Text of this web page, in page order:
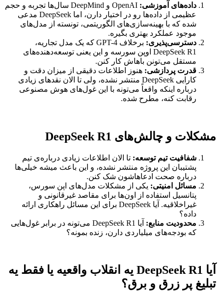
داده‌های آموزشی:
OpenAI و DeepMind سال‌ها تجربه و حجم
عظیمی از داده‌ها رو در اختیار دارن، اما DeepSeek مدعی
شده که با بهینه‌سازی‌های الگوریتمی، تونسته از مدل‌های
موجود عملکرد بهتری بگیره.
دسترسی‌پذیری:
برخلاف GPT-4 که یک مدل تجاریه،
DeepSeek R1 اوپن سورسه و این یعنی توسعه‌دهنده‌های
مستقل می‌تونن باهاش کار کنن.
قدرت پردازشی: هنوز اطلاعات دقیقی از میزان دقت و
کارایی DeepSeek منتشر نشده، ولی تا الان نقدهای زیادی
درباره اینکه واقعاً می‌تونه با این غول‌های هوش مصنوعی
رقابت کنه، مطرح شده.
مشکلات و چالش‌های DeepSeek R1
شفافیت تیم توسعه: تا الان اطلاعات زیادی درباره‌ی تیم
پشتیبان این پروژه منتشر نشده، و این باعث میشه خیلی‌ها
درباره صحت ادعاهاشون شک کنن.
مسائل امنیتی: یکی از مشکلات مدل‌های اپن سورس،
پتانسیل استفاده از اون‌ها برای مقاصد غیرقانونی و
غیراخلاقیه. آیا DeepSeek برای این مسائل راهکاری ارائه
داده؟
محدودیت منابع:
آیا DeepSeek R1 می‌تونه در برابر غول‌هایی
که بودجه‌های میلیاردی دارن، زنده بمونه؟
آیا DeepSeek R1 یه انقلاب واقعیه یا فقط یه
تبلیغ پر زرق و برق؟